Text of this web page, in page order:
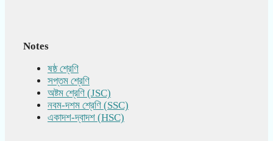
Notes
ষষ্ঠ শ্রেণি
সপ্তম শ্রেণি
অষ্টম শ্রেণি (JSC)
নবম-দশম শ্রেণি (SSC)
একাদশ-দ্বাদশ (HSC)